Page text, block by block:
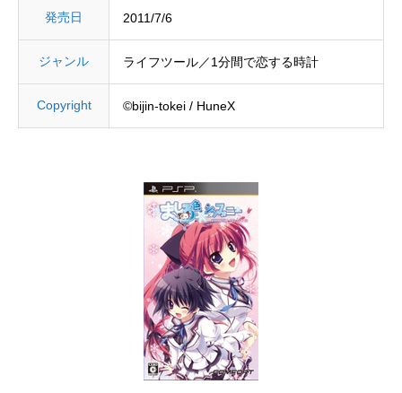
発売日 2011/7/6
ジャンル ライフツール／1分間で恋する時計
Copyright ©bijin-tokei / HuneX